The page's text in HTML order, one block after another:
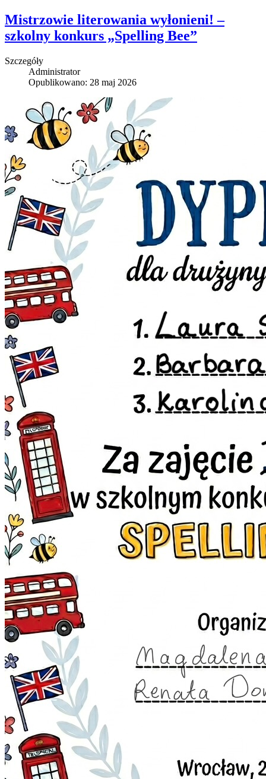
Mistrzowie literowania wyłonieni! –
szkolny konkurs „Spelling Bee”
Szczegóły
Administrator
Opublikowano: 28 maj 2026